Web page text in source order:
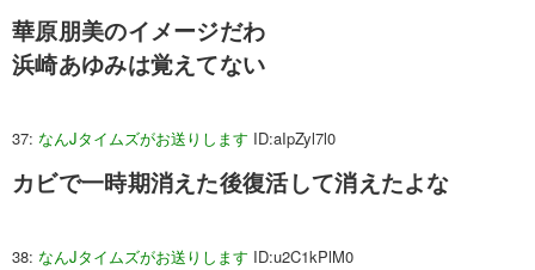
華原朋美のイメージだわ
浜崎あゆみは覚えてない
37: なんJタイムズがお送りします ID:aIpZyl7l0
カビで一時期消えた後復活して消えたよな
38: なんJタイムズがお送りします ID:u2C1kPlM0